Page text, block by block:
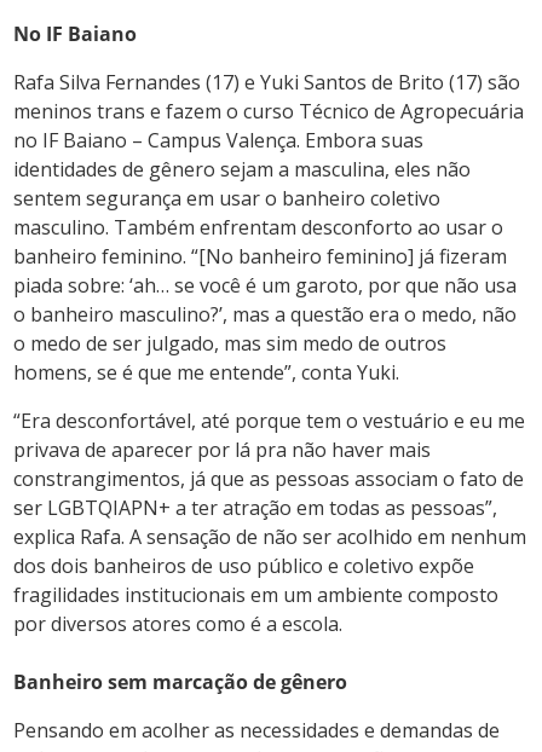
No IF Baiano
Rafa Silva Fernandes (17) e Yuki Santos de Brito (17) são
meninos trans e fazem o curso Técnico de Agropecuária
no IF Baiano – Campus Valença. Embora suas
identidades de gênero sejam a masculina, eles não
sentem segurança em usar o banheiro coletivo
masculino. Também enfrentam desconforto ao usar o
banheiro feminino. “[No banheiro feminino] já fizeram
piada sobre: ‘ah… se você é um garoto, por que não usa
o banheiro masculino?’, mas a questão era o medo, não
o medo de ser julgado, mas sim medo de outros
homens, se é que me entende”, conta Yuki.
“Era desconfortável, até porque tem o vestuário e eu me
privava de aparecer por lá pra não haver mais
constrangimentos, já que as pessoas associam o fato de
ser LGBTQIAPN+ a ter atração em todas as pessoas”,
explica Rafa. A sensação de não ser acolhido em nenhum
dos dois banheiros de uso público e coletivo expõe
fragilidades institucionais em um ambiente composto
por diversos atores como é a escola.
Banheiro sem marcação de gênero
Pensando em acolher as necessidades e demandas de